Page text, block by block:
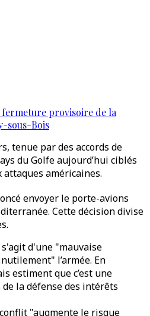
provisoire de la
sous-Bois
tenue par des accords de
du Golfe aujourd’hui ciblés
attaques américaines.
envoyer le porte-avions
Cette décision divise
s'agit d'une "mauvaise
l’armée. En
estiment que c’est une
la défense des intérêts
"augmente le risque